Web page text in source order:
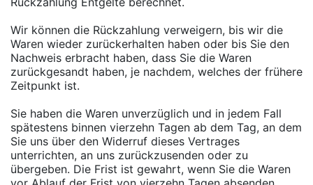
Wir können die Rückzahlung verweigern, bis wir die
Waren wieder zurückerhalten haben oder bis Sie den
Nachweis erbracht haben, dass Sie die Waren
zurückgesandt haben, je nachdem, welches der frühere
Zeitpunkt ist.
Sie haben die Waren unverzüglich und in jedem Fall
spätestens binnen vierzehn Tagen ab dem Tag, an dem
Sie uns über den Widerruf dieses Vertrages
unterrichten, an uns zurückzusenden oder zu
übergeben. Die Frist ist gewahrt, wenn Sie die Waren